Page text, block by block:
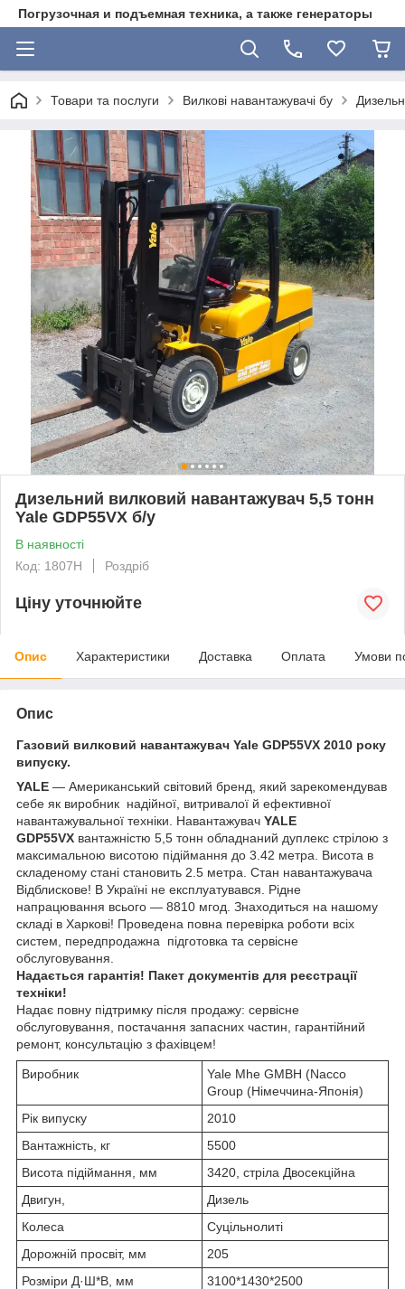
Погрузочная и подъемная техника, а также генераторы
Товари та послуги Вилкові навантажувачі бу
Дизельний вилковий навантажувач 5,5 тонн
Yale GDP55VX б/у
В наявності
Код: 1807H
Роздріб
Ціну уточнюйте
Опис Характеристики Доставка Оплата Умови
Опис
Газовий вилковий навантажувач Yale GDP55VX 2010 року
випуску.
YALE — Американський світовий бренд, який зарекомендував
себе як виробник надійної, витривалої й ефективної
навантажувальної техніки. Навантажувач YALE
GDP55VX вантажністю 5,5 тонн обладнаний дуплекс стрілою з
максимальною висотою підіймання до 3.42 метра. Висота в
складеному стані становить 2.5 метра. Стан навантажувача
Відблискове! В Україні не експлуатувався. Рідне
напрацювання всього — 8810 мгод. Знаходиться на нашому
складі в Харкові! Проведена повна перевірка роботи всіх
систем, передпродажна підготовка та сервісне
обслуговування.
Надається гарантія! Пакет документів для реєстрації
техніки!
Надає повну підтримку після продажу: сервісне
обслуговування, постачання запасних частин, гарантійний
ремонт, консультацію з фахівцем!
Виробник
Yale Mhe GMBH (Nacco
Group (Німеччина-Японія)
Рік випуску
2010
Вантажність, кг
5500
Висота підіймання, мм
3420, стріла Двосекційна
Двигун,
Дизель
Колеса
Суцільнолиті
Дорожній просвіт, мм
205
Розміри Д·Ш*В, мм
3100*1430*2500